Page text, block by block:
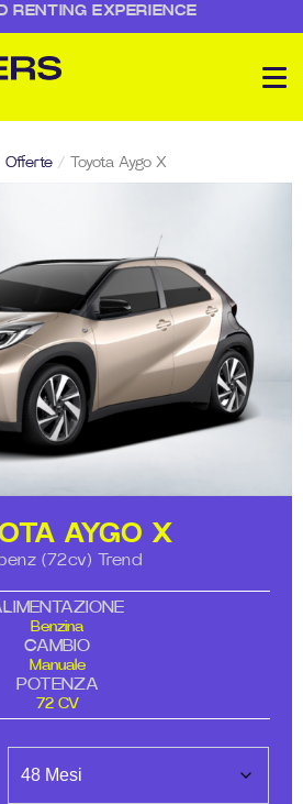
RENTING EXPERIENCE
Offerte/ Toyota Aygo X
AYGO X
(72cv) Trend
Benzina
CAMBIO
Manuale
POTENZA
72 CV